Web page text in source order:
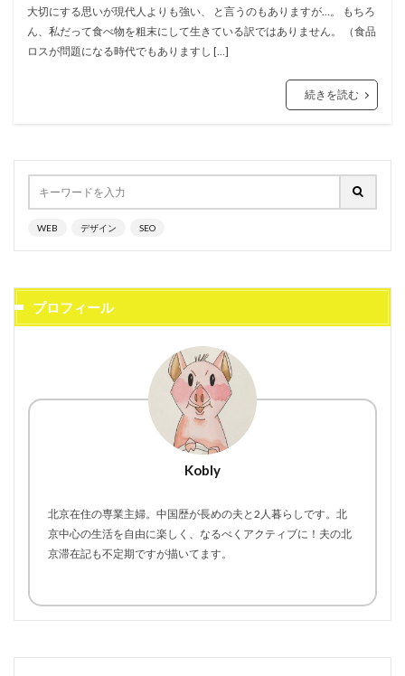
大切にする思いが現代人よりも強い、 と言うのもありますが…。 もちろ
ん、私だって食べ物を粗末にして生きている訳ではありません。 （食品
ロスが問題になる時代でもありますし […]
続きを読む
WEB デザイン SEO
プロフィール
Kobly
北京在住の専業主婦。中国歴が長めの夫と2人暮らしです。北
京中心の生活を自由に楽しく、なるべくアクティブに！夫の北
京滞在記も不定期ですが描いてます。